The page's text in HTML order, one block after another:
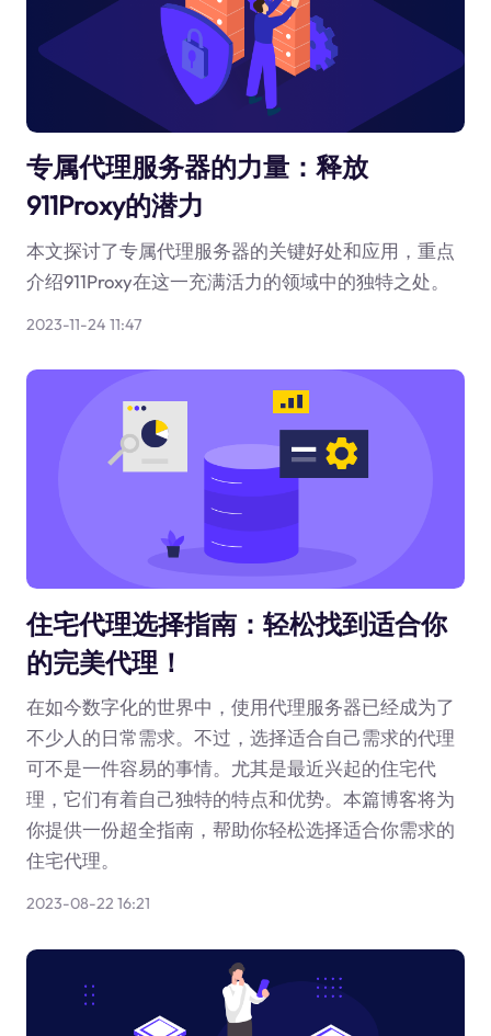
专属代理服务器的力量：释放
911Proxy的潜力
本文探讨了专属代理服务器的关键好处和应用，重点
介绍911Proxy在这一充满活力的领域中的独特之处。
2023-11-24 11:47
住宅代理选择指南：轻松找到适合你
的完美代理！
在如今数字化的世界中，使用代理服务器已经成为了
不少人的日常需求。不过，选择适合自己需求的代理
可不是一件容易的事情。尤其是最近兴起的住宅代
理，它们有着自己独特的特点和优势。本篇博客将为
你提供一份超全指南，帮助你轻松选择适合你需求的
住宅代理。
2023-08-22 16:21